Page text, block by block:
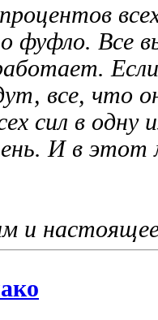
фуфло. Все
все, что
сил в одну
И в
и